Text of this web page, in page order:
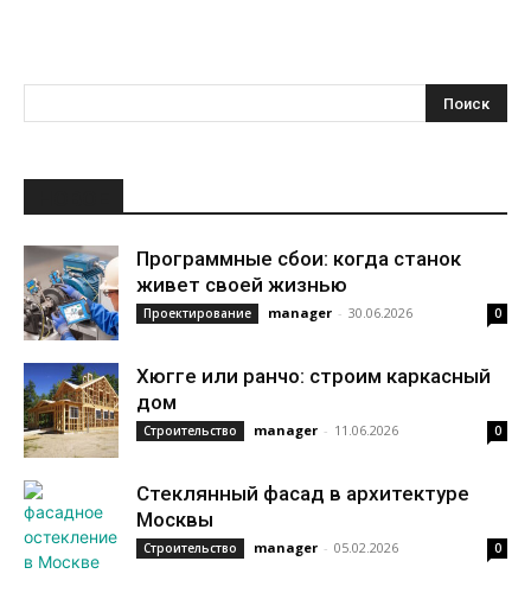
Программные сбои: когда станок
живет своей жизнью
Проектирование manager - 30.06.2026 0
Хюгге или ранчо: строим каркасный
дом
Строительство manager - 11.06.2026 0
Стеклянный фасад в архитектуре
Москвы
Строительство manager - 05.02.2026 0